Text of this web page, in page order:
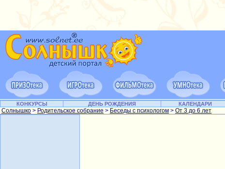
КОНКУРСЫ ДЕНЬ РОЖДЕНИЯ КАЛЕНДАРИ
Солнышко > Родительское собрание > Беседы с психологом > От 3 до 6 лет